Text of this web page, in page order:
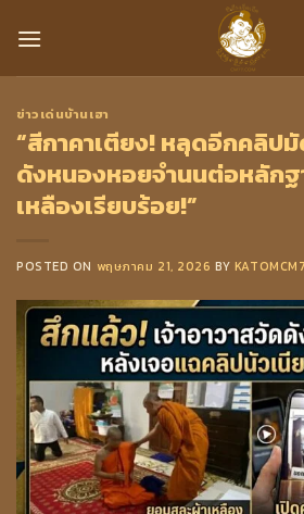
ข่าวเด่นบ้านเฮา
“สีกาคาเตียง! หลุดอีกคลิปมั
ดังหนองหอยจำนนต่อหลัก
เหลืองเรียบร้อย!”
POSTED ON พฤษภาคม 21, 2026 BY